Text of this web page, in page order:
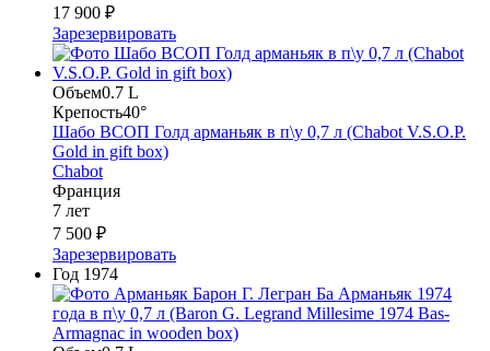
17 900 ₽
Зарезервировать
Объем0.7 L
Крепость40°
Шабо ВСОП Голд арманьяк в п\у 0,7 л (Chabot V.S.O.P.
Gold in gift box)
Chabot
Франция
7 лет
7 500 ₽
Зарезервировать
Год 1974